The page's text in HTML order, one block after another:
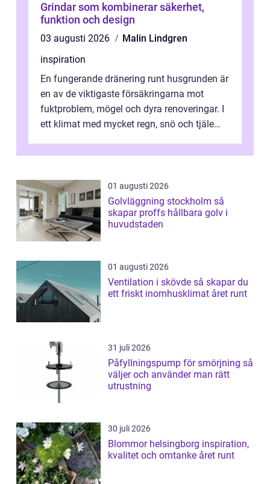
Grindar som kombinerar säkerhet,
funktion och design
03 augusti 2026
Malin Lindgren
inspiration
En fungerande dränering runt husgrunden är
en av de viktigaste försäkringarna mot
fuktproblem, mögel och dyra renoveringar. I
ett klimat med mycket regn, snö och tjäle
01 augusti 2026
Golvläggning stockholm så
skapar proffs hållbara golv i
huvudstaden
01 augusti 2026
Ventilation i skövde så skapar du
ett friskt inomhusklimat året runt
31 juli 2026
Påfyllningspump för smörjning så
väljer och använder man rätt
utrustning
30 juli 2026
Blommor helsingborg inspiration,
kvalitet och omtanke året runt